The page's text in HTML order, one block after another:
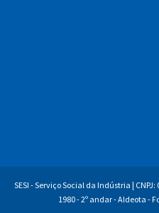
SESI - Serviço Social da Indústria |
1980 - 2º andar - Aldeota -